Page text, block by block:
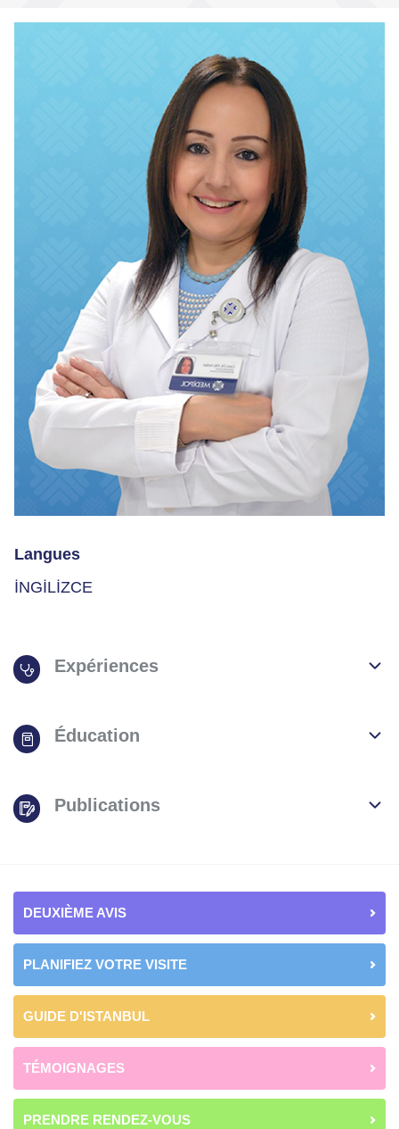
Langues
İNGİLİZCE
Expériences
Éducation
Publications
DEUXIÈME AVIS
PLANIFIEZ VOTRE VISITE
GUIDE D'ISTANBUL
TÉMOIGNAGES
PRENDRE RENDEZ-VOUS